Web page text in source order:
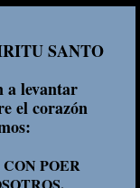
SANTO
a levantar
el corazón
POER